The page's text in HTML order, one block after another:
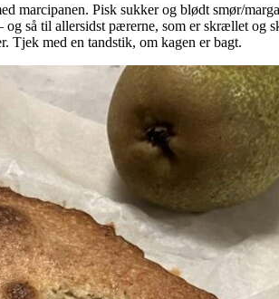
Pisk sukker og blødt smør/
så til allersidst pærerne, som er skrællet
Tjek med en tandstik, om kagen er bagt.